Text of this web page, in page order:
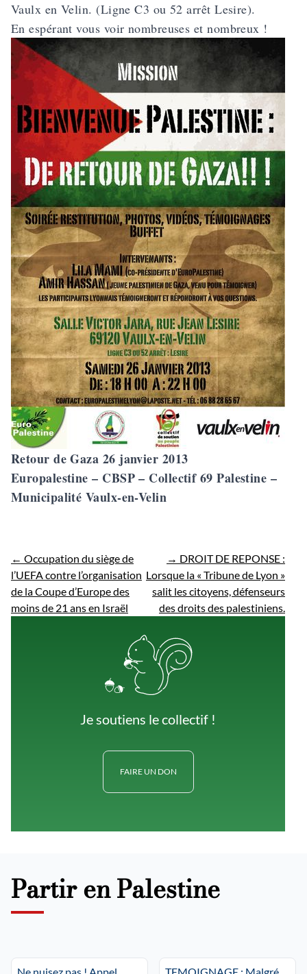
Vaulx en Velin. (Ligne C3 ou 52 arrêt Lesire).
En espérant vous voir nombreuses et nombreux !
Retour de Gaza 26 janvier 2013
Europalestine – CBSP – Collectif 69 Palestine –
Municipalité Vaulx-en-Velin
← Occupation du siège de
l’UEFA contre l’organisation
de la Coupe d’Europe des
moins de 21 ans en Israël
→ DROIT DE REPONSE :
Lorsque la « Tribune de Lyon »
salit les citoyens, défenseurs
des droits des palestiniens.
Je soutiens le collectif !
FAIRE UN DON
Partir en Palestine